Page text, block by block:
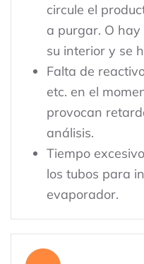
circule el
a purgar. O
su interior y se
Falta de
etc. en el
provocan
análisis.
Tiempo
los tubos para
evaporador.